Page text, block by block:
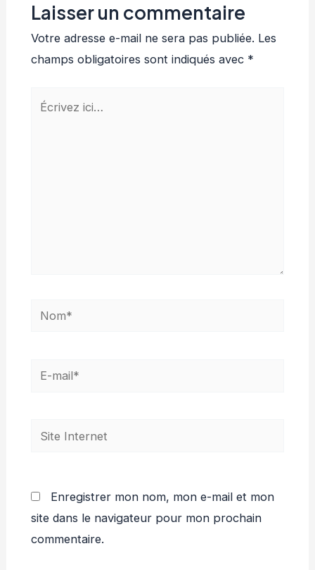
Laisser un commentaire
Votre adresse e-mail ne sera pas publiée. Les
champs obligatoires sont indiqués avec *
Écrivez
Nom*
E-
Site
Enregistrer mon nom, mon e-mail et mon
site dans le navigateur pour mon prochain
commentaire.